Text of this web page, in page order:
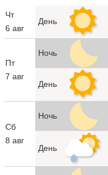
Чт
6 авг
День
Пт
7 авг
Ночь
День
Сб
8 авг
Ночь
День